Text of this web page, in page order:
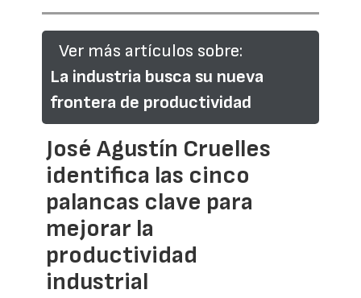
Ver más artículos sobre:
La industria busca su nueva
frontera de productividad
José Agustín Cruelles
identifica las cinco
palancas clave para
mejorar la
productividad
industrial